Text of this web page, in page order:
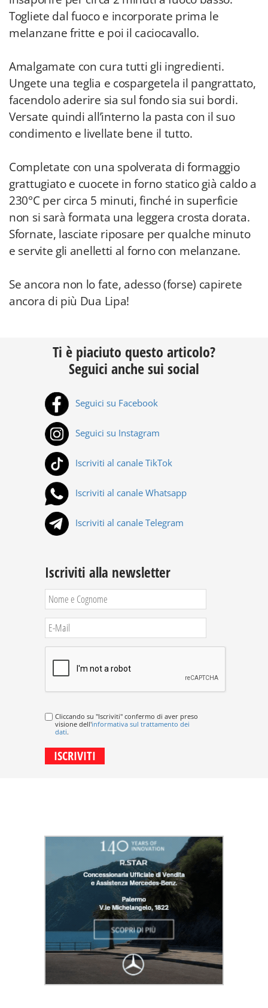
Togliete dal fuoco e incorporate prima le
melanzane fritte e poi il caciocavallo.
Amalgamate con cura tutti gli ingredienti.
Ungete una teglia e cospargetela il pangrattato,
facendolo aderire sia sul fondo sia sui bordi.
Versate quindi all’interno la pasta con il suo
condimento e livellate bene il tutto.
Completate con una spolverata di formaggio
grattugiato e cuocete in forno statico già caldo a
230°C per circa 5 minuti, finché in superficie
non si sarà formata una leggera crosta dorata.
Sfornate, lasciate riposare per qualche minuto
e servite gli anelletti al forno con melanzane.
Se ancora non lo fate, adesso (forse) capirete
ancora di più Dua Lipa!
Ti è piaciuto questo articolo?
Seguici anche sui social
Seguici su Facebook
Seguici su Instagram
Iscriviti al canale TikTok
Iscriviti al canale Whatsapp
Iscriviti al canale Telegram
Iscriviti alla newsletter
Cliccando su "Iscriviti" confermo di aver preso
visione dell'informativa sul trattamento dei
dati.